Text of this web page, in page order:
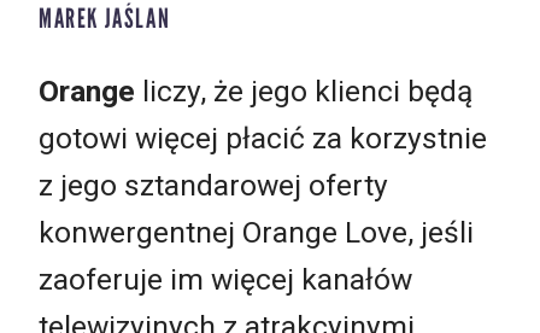
MAREK JAŚLAN
Orange liczy, że jego klienci będą
gotowi więcej płacić za korzystnie
z jego sztandarowej oferty
konwergentnej Orange Love, jeśli
zaoferuje im więcej kanałów